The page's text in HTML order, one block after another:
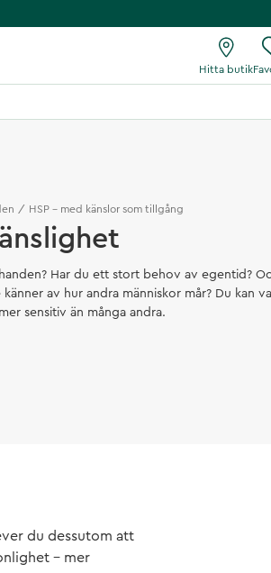
Hitta butik
HSP – med känslor som tillgång
Har du ett stort behov av egentid?
av hur andra människor mår? Du kan
sensitiv än många andra.
du dessutom att
– mer